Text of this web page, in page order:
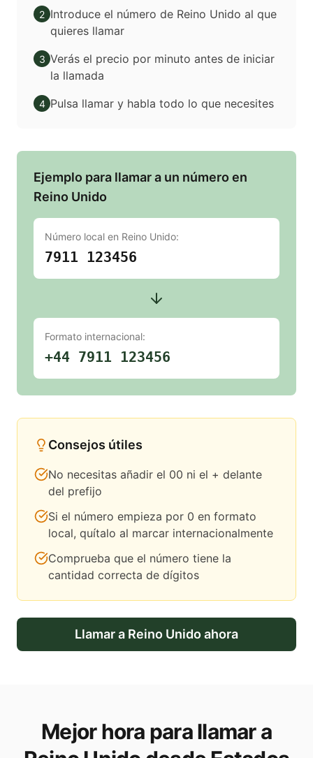
2 Introduce el número de Reino Unido al que
quieres llamar
3 Verás el precio por minuto antes de iniciar
la llamada
4 Pulsa llamar y habla todo lo que necesites
Ejemplo para llamar a un número en
Reino Unido
Número local en Reino Unido:
7911 123456
Formato internacional:
+44 7911 123456
Consejos útiles
No necesitas añadir el 00 ni el + delante
del prefijo
Si el número empieza por 0 en formato
local, quítalo al marcar internacionalmente
Comprueba que el número tiene la
cantidad correcta de dígitos
Llamar a Reino Unidoahora
Mejor hora para llamar a